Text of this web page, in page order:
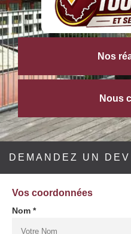
Nos
Nous
DEMANDEZ UN
Vos coordonnées
Nom *